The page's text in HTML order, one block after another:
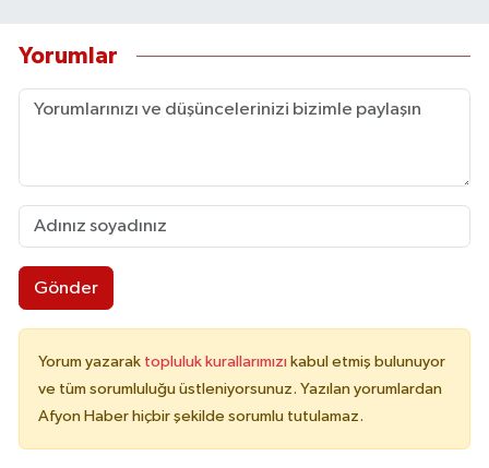
Yorumlar
Gönder
Yorum yazarak topluluk kurallarımızı kabul etmiş bulunuyor
ve tüm sorumluluğu üstleniyorsunuz. Yazılan yorumlardan
Afyon Haber hiçbir şekilde sorumlu tutulamaz.